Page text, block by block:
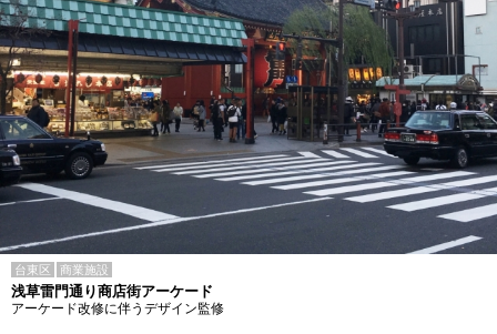
台東区 商業施設
浅草雷門通り商店街アーケード
アーケード改修に伴うデザイン監修